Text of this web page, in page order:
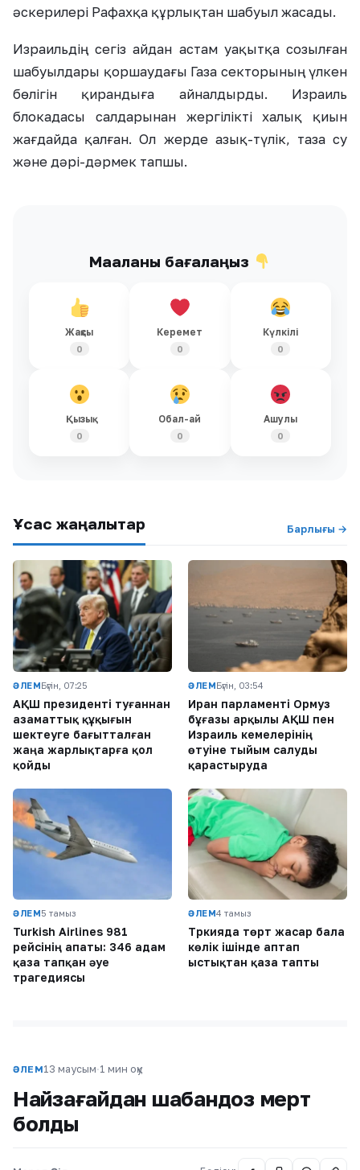
әскерилері Рафахқа құрлықтан шабуыл жасады.
Израильдің сегіз айдан астам уақытқа созылған
шабуылдары қоршаудағы Газа секторының үлкен
бөлігін қирандыға айналдырды. Израиль
блокадасы салдарынан жергілікті халық қиын
жағдайда қалған. Ол жерде азық-түлік, таза су
және дәрі-дәрмек тапшы.
Мақаланы бағалаңыз
Жақсы
0
Керемет
0
Күлкілі
0
Қызық
0
Обал-ай
0
Ашулы
0
Ұқсас жаңалықтар Барлығы →
ӘЛЕМБүгін, 07:25
АҚШ президенті туғаннан
азаматтық құқығын
шектеуге бағытталған
жаңа жарлықтарға қол
қойды
ӘЛЕМБүгін, 03:54
Иран парламенті Ормуз
бұғазы арқылы АҚШ пен
Израиль кемелерінің
өтуіне тыйым салуды
қарастыруда
ӘЛЕМ5 тамыз
Turkish Airlines 981
рейсінің апаты: 346 адам
қаза тапқан әуе
трагедиясы
ӘЛЕМ4 тамыз
Түркияда төрт жасар бала
көлік ішінде аптап
ыстықтан қаза тапты
ӘЛЕМ13 маусым·1 мин оқу
Найзағайдан шабандоз мерт
болды